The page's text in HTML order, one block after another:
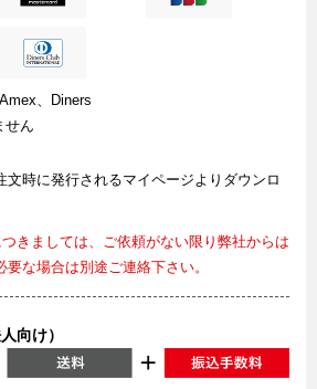
、Diners
せん
文時に発行されるマイページよりダウンロ
きましては、ご依頼がない限り弊社からは
な場合は別途ご連絡下さい。
向け）